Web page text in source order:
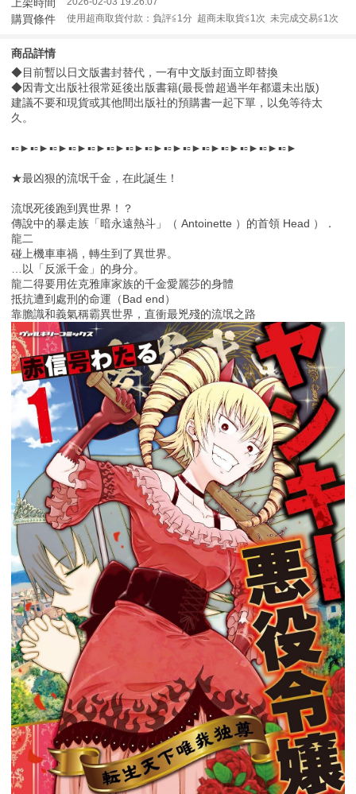
購買條件 使用超商取貨付款：負評≦1分 超商未取貨≦1次 未完成交易≦1次
商品詳情
◆目前暫以日文版書封替代，一有中文版封面立即替換
◆因青文出版社很常延後出版書籍(最長曾超過半年都還未出版)
建議不要和現貨或其他間出版社的預購書一起下單，以免等待太
久。
▪▫►▪▫►▪▫►▪▫►▪▫►▪▫►▪▫►▪▫►▪▫►▪▫►▪▫►▪▫►▪▫►▪▫►▪▫►
★最凶狠的流氓千金，在此誕生！
流氓死後跑到異世界！？
傳說中的暴走族「暗永遠熱斗」（ Antoinette ）的首領 Head ）．
龍二
碰上機車車禍，轉生到了異世界。
…以「反派千金」的身分。
龍二得要用佐克雅庫家族的千金愛麗莎的身體
抵抗遭到處刑的命運（Bad end）
靠膽識和義氣稱霸異世界，直衝最兇殘的流氓之路